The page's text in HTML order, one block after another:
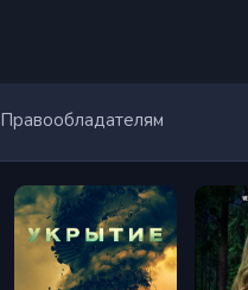
Правообладателям